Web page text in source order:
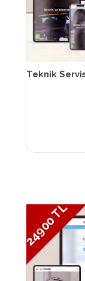
24900 TL